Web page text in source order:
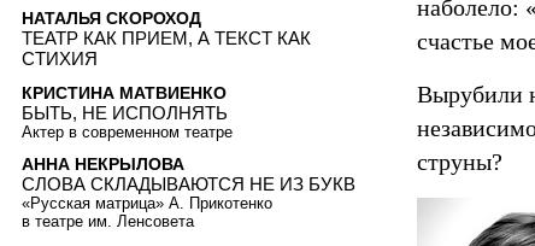
наболело:
счастье
Вырубили
струны?
НАТАЛЬЯ СКОРОХОД
ТЕАТР КАК ПРИЕМ, А ТЕКСТ КАК
СТИХИЯ
КРИСТИНА МАТВИЕНКО
БЫТЬ, НЕ ИСПОЛНЯТЬ
Актер в современном театре
АННА НЕКРЫЛОВА
СЛОВА СКЛАДЫВАЮТСЯ НЕ ИЗ БУКВ
«Русская матрица» А. Прикотенко
в театре им. Ленсовета